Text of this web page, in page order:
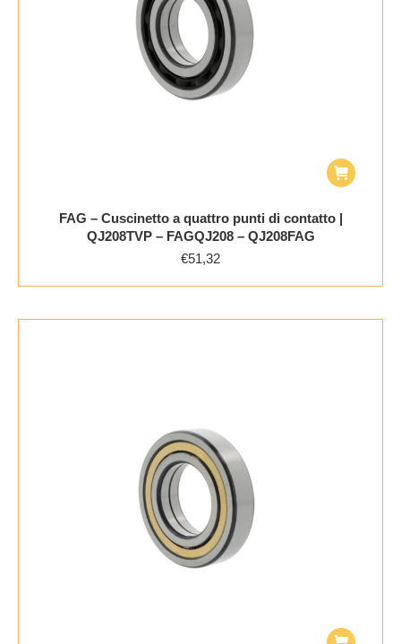
FAG – Cuscinetto a quattro punti di contatto |
QJ208TVP – FAGQJ208 – QJ208FAG
€51,32